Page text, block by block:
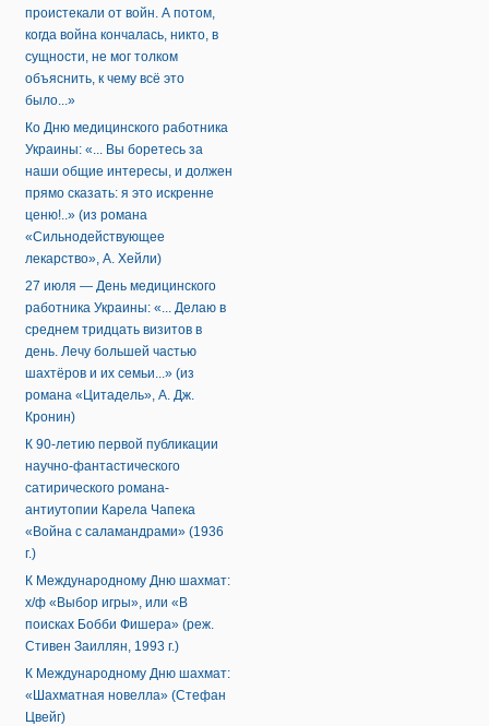
проистекали от войн. А потом,
когда война кончалась, никто, в
сущности, не мог толком
объяснить, к чему всё это
было...»
Ко Дню медицинского работника
Украины: «... Вы боретесь за
наши общие интересы, и должен
прямо сказать: я это искренне
ценю!..» (из романа
«Сильнодействующее
лекарство», А. Хейли)
27 июля — День медицинского
работника Украины: «... Делаю в
среднем тридцать визитов в
день. Лечу большей частью
шахтёров и их семьи...» (из
романа «Цитадель», А. Дж.
Кронин)
К 90-летию первой публикации
научно-фантастического
сатирического романа-
антиутопии Карела Чапека
«Война с саламандрами» (1936
г.)
К Международному Дню шахмат:
х/ф «Выбор игры», или «В
поисках Бобби Фишера» (реж.
Стивен Заиллян, 1993 г.)
К Международному Дню шахмат:
«Шахматная новелла» (Стефан
Цвейг)